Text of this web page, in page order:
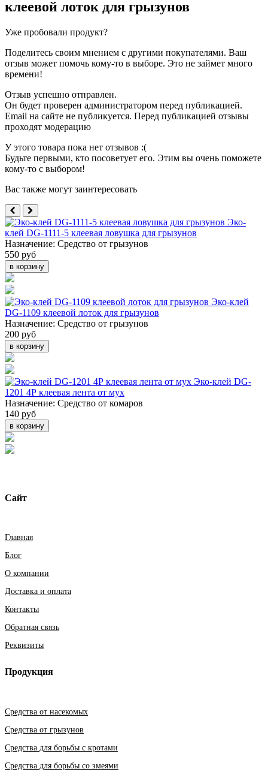
клеевой лоток для грызунов
Уже пробовали продукт?
Поделитесь своим мнением с другими покупателями. Ваш
отзыв может помочь кому-то в выборе. Это не займет много
времени!
Отзыв успешно отправлен.
Он будет проверен администратором перед публикацией.
Email на сайте не публикуется. Перед публикацией отзывы
проходят модерацию
У этого товара пока нет отзывов :(
Будьте первыми, кто посоветует его. Этим вы очень поможете
кому-то с выбором!
Вас также могут заинтересовать
Эко-
клей DG-1111-5 клеевая ловушка для грызунов
Назначение: Средство от грызунов
550 руб
в корзину
Эко-клей
DG-1109 клеевой лоток для грызунов
Назначение: Средство от грызунов
200 руб
в корзину
Эко-клей DG-
1201 4Р клеевая лента от мух
Назначение: Средство от комаров
140 руб
в корзину
Сайт
Главная
Блог
О компании
Доставка и оплата
Контакты
Обратная связь
Реквизиты
Продукция
Средства от насекомых
Средства от грызунов
Средства для борьбы с кротами
Средства для борьбы со змеями